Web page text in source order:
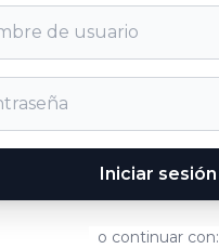
Iniciar sesión
o continuar con: